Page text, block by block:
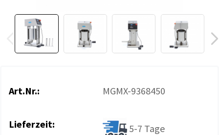
Art.Nr.: MGMX-9368450
Lieferzeit: 5-7 Tage